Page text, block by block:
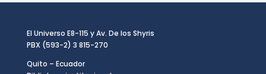
El Universo E8-115 y Av. De los Shyris
PBX (593-2) 3 815-270
Quito – Ecuador